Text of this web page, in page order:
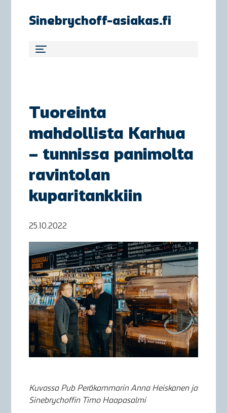
Sinebrychoff-asiakas.fi
Tuoreinta
mahdollista Karhua
– tunnissa panimolta
ravintolan
kuparitankkiin
25.10.2022
Kuvassa Pub Peräkammarin Anna Heiskanen ja
Sinebrychoffin Timo Haapasalmi